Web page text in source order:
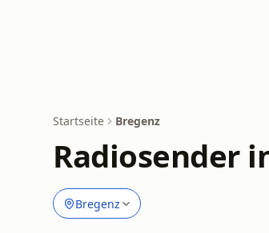
Startseite Bregenz
Radiosender
Bregenz